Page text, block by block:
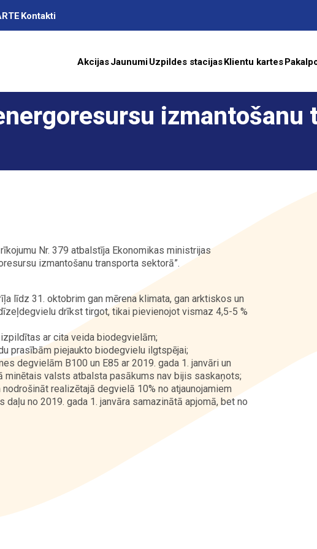
Kontakti
AkcijasJaunumiUzpildes stacijasKlientu kartes
izmantošanu
Nr. 379 atbalstīja Ekonomikas ministrijas
izmantošanu transporta sektorā”.
līdz 31. oktobrim gan mērena klimata, gan arktiskos un
drīkst tirgot, tikai pievienojot vismaz 4,5-5 %
ar cita veida biodegvielām;
prasībām piejaukto biodegvielu ilgtspējai;
degvielām B100 un E85 ar 2019. gada 1. janvāri un
minētais valsts atbalsta pasākums nav bijis saskaņots;
realizētajā degvielā 10% no atjaunojamiem
no 2019. gada 1. janvāra samazinātā apjomā, bet no